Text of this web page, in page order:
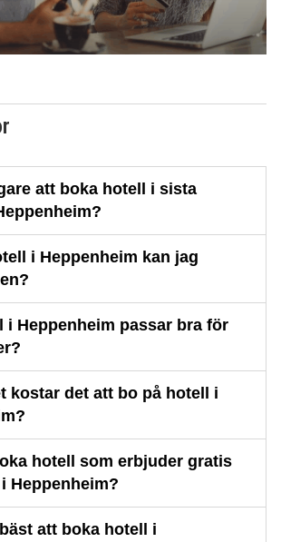
att boka hotell i sista
i Heppenheim kan jag
i Heppenheim passar bra för
kostar det att bo på hotell i
hotell som erbjuder gratis
Heppenheim?
att boka hotell i